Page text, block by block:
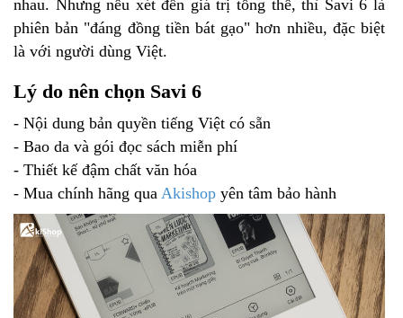
nhau. Nhưng nếu xét đến giá trị tổng thể, thì Savi 6 là
phiên bản "đáng đồng tiền bát gạo" hơn nhiều, đặc biệt
là với người dùng Việt.
Lý do nên chọn Savi 6
- Nội dung bản quyền tiếng Việt có sẵn
- Bao da và gói đọc sách miễn phí
- Thiết kế đậm chất văn hóa
- Mua chính hãng qua Akishop yên tâm bảo hành